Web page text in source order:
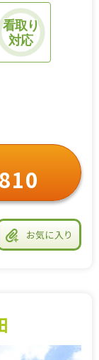
看取り
対応
お気に入り